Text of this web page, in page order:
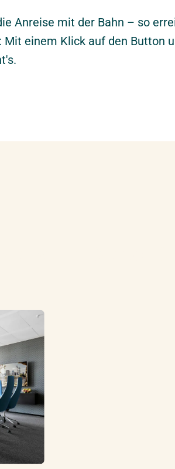
Anreise mit der Bahn – so
einem Klick auf den Button